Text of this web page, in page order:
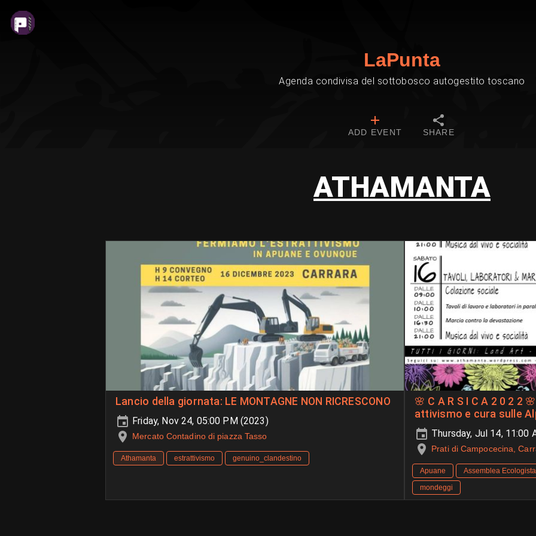
LaPunta
Agenda condivisa del sottobosco autogestito toscano
ADD EVENT SHARE
ATHAMANTA
Lancio della giornata: LE MONTAGNE NON RICRESCONO
Friday, Nov 24, 05:00 PM (2023)
Mercato Contadino di piazza Tasso
Athamanta estrattivismo genuino_clandestino
🌸 C A R S I C A 2 0 2 2 🌸 Quattro giorni di socialità,
attivismo e cura sulle
Thursday, Jul 14, 11:00
Prati di Campocecina,
Apuane
Assemblea
mondeggi